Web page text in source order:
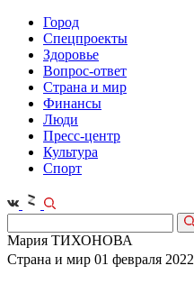
Город
Спецпроекты
Здоровье
Вопрос-ответ
Страна и мир
Финансы
Люди
Пресс-центр
Культура
Спорт
Мария ТИХОНОВА
Страна и мир 01 февраля 2022